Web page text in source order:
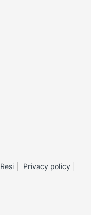
Resi
Privacy policy